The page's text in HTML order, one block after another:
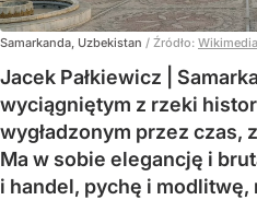
Samarkanda, Uzbekistan / Źródło:
Jacek Pałkiewicz |
wyciągniętym z rzeki
wygładzonym przez czas,
Ma w sobie elegancję i
i handel, pychę i modlitwę,